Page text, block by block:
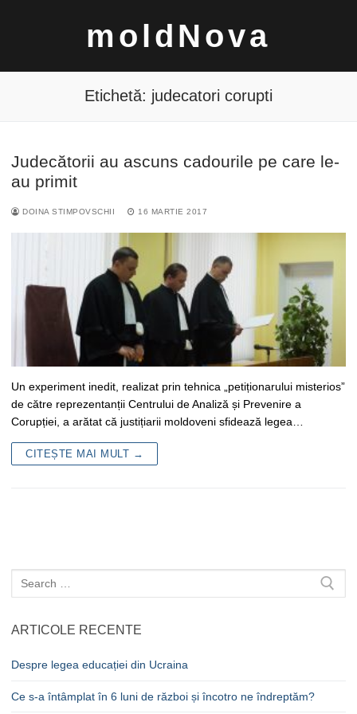
moldNova
Caută
după:
Etichetă: judecatori corupti
Judecătorii au ascuns cadourile pe care le-
au primit
DOINA STIMPOVSCHII 16 MARTIE 2017
Un experiment inedit, realizat prin tehnica „petiționarului misterios”
de către reprezentanții Centrului de Analiză și Prevenire a
Corupției, a arătat că justițiarii moldoveni sfidează legea…
CITEȘTE MAI MULT →
Caută
după:
ARTICOLE RECENTE
Despre legea educației din Ucraina
Ce s-a întâmplat în 6 luni de război și încotro ne îndreptăm?